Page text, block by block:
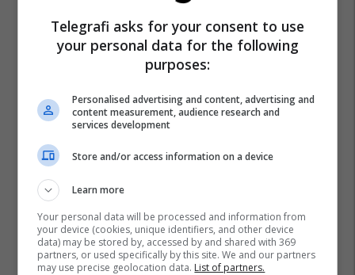
Telegrafi asks for your consent to use
your personal data for the following
purposes:
Personalised advertising and content, advertising and
content measurement, audience research and
services development
Store and/or access information on a device
Learn more
Your personal data will be processed and information from
your device (cookies, unique identifiers, and other device
data) may be stored by, accessed by and shared with 369
partners, or used specifically by this site. We and our partners
may use precise geolocation data. List of partners.